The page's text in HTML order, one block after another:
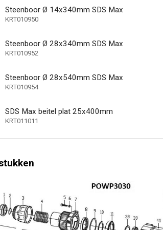
trekontlasting van de kabel
snelheid
Steenboor Ø 14x340mm SDS Max
KRT010950
Steenboor Ø 28x340mm SDS Max
KRT010952
Steenboor Ø 28x540mm SDS Max
KRT010954
SDS Max beitel plat 25x400mm
KRT011011